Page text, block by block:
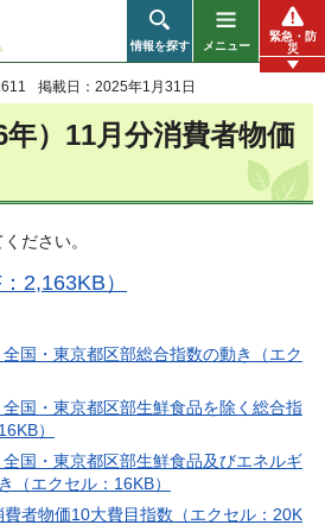
情報を探す メニュー
緊急・防
災
掲載日：2025年1月31日
）11月分消費者物価
ださい。
2,163KB）
国・東京都区部総合指数の動き（エク
国・東京都区部生鮮食品を除く総合指
）
国・東京都区部生鮮食品及びエネルギ
（エクセル：16KB）
者物価10大費目指数（エクセル：20K